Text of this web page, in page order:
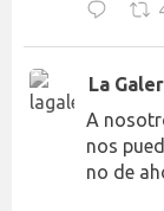
La
A
nos
no de